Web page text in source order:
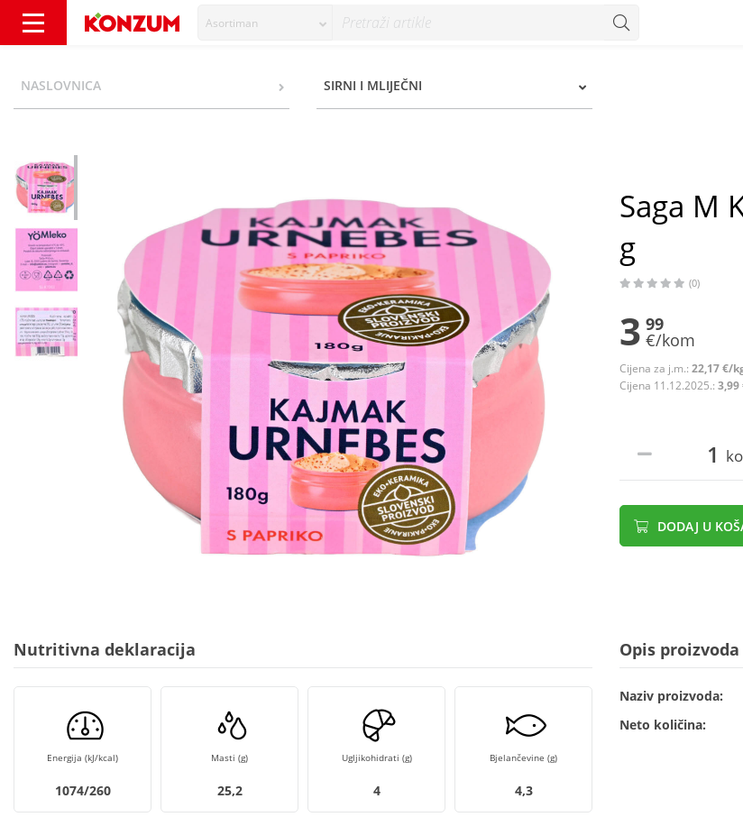
Asortiman
NASLOVNICA SIRNI I MLIJEČNI
Saga M
g
(0)
3 99
€/kom
Cijena za j.m.: 22,17 €/
Cijena 11.12.2025.:
DODAJ U
Nutritivna deklaracija
Energija (kJ/kcal)
1074/260
Masti (g)
25,2
Ugljikohidrati (g)
4
Bjelančevine (g)
4,3
Opis proizvoda
Naziv proizvoda:
Neto količina: